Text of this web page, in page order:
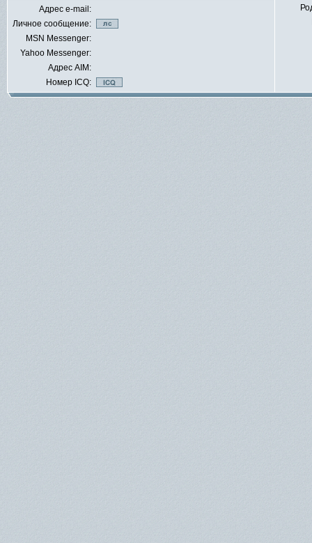
Адрес e-mail:
Личное сообщение:
MSN Messenger:
Yahoo Messenger:
Адрес AIM:
Номер ICQ: